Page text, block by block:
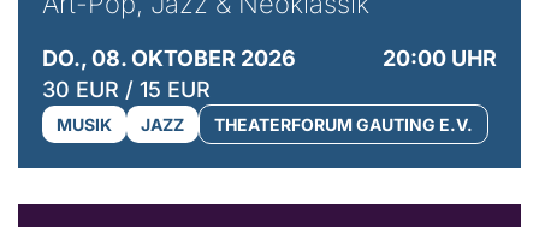
DO., 08. OKTOBER 2026
20:00 UHR
30 EUR / 15 EUR
MUSIK JAZZ THEATERFORUM GAUTING E.V.